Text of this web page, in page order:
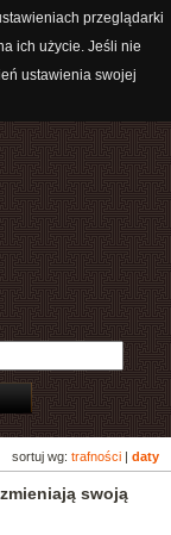
przeglądarki
ich użycie. Jeśli nie
ustawienia swojej
sortuj wg: trafności daty
swoją